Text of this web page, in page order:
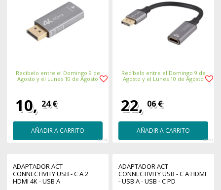
Recíbelo entre el Domingo 9 de
Agosto y el Lunes 10 de Agosto
10, 24 €
AÑADIR A CARRITO
44754
Recíbelo entre el Domingo 9 de
Agosto y el Lunes 10 de Agosto
22, 06 €
AÑADIR A CARRITO
44753
ADAPTADOR ACT
CONNECTIVITY USB - C A 2
HDMI 4K - USB A
ADAPTADOR ACT
CONNECTIVITY USB - C A HDMI
- USB A - USB - C PD